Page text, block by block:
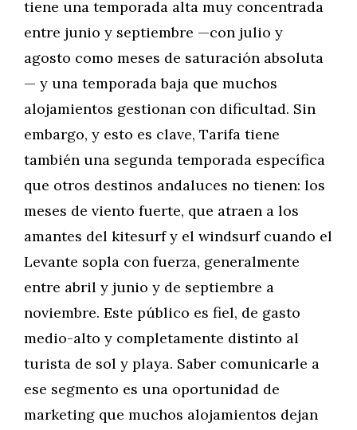
tiene una temporada alta muy concentrada
entre junio y septiembre —con julio y
agosto como meses de saturación absoluta
— y una temporada baja que muchos
alojamientos gestionan con dificultad. Sin
embargo, y esto es clave, Tarifa tiene
también una segunda temporada específica
que otros destinos andaluces no tienen: los
meses de viento fuerte, que atraen a los
amantes del kitesurf y el windsurf cuando el
Levante sopla con fuerza, generalmente
entre abril y junio y de septiembre a
noviembre. Este público es fiel, de gasto
medio-alto y completamente distinto al
turista de sol y playa. Saber comunicarle a
ese segmento es una oportunidad de
marketing que muchos alojamientos dejan